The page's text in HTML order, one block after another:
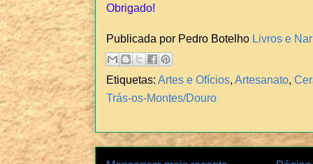
Obrigado!
Publicada por Pedro Botelho Livros e
Etiquetas: Artes e Ofícios Artesanato
Trás-os-Montes/Douro